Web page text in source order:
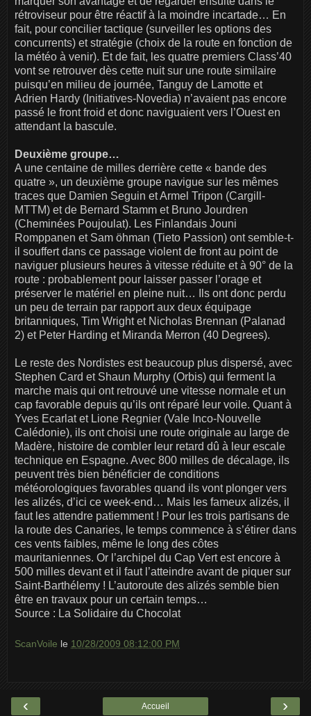
rétroviseur pour être réactif à la moindre incartade… En
fait, pour concilier tactique (surveiller les options des
concurrents) et stratégie (choix de la route en fonction de
la météo à venir). Et de fait, les quatre premiers Class’40
vont se retrouver dès cette nuit sur une route similaire
puisqu’en milieu de journée, Tanguy de Lamotte et
Adrien Hardy (Initiatives-Novedia) n’avaient pas encore
passé le front froid et donc naviguaient vers l’Ouest en
attendant la bascule.
Deuxième groupe…
A une centaine de milles derrière cette « bande des
quatre », un deuxième groupe navigue sur les mêmes
traces que Damien Seguin et Armel Tripon (Cargill-
MTTM) et de Bernard Stamm et Bruno Jourdren
(Cheminées Poujoulat). Les Finlandais Jouni
Romppanen et Sam öhman (Tieto Passion) ont semble-t-
il souffert dans ce passage violent de front au point de
naviguer plusieurs heures à vitesse réduite et à 90° de la
route : probablement pour laisser passer l’orage et
préserver le matériel en pleine nuit… Ils ont donc perdu
un peu de terrain par rapport aux deux équipage
britanniques, Tim Wright et Nicholas Brennan (Palanad
2) et Peter Harding et Miranda Merron (40 Degrees).
Le reste des Nordistes est beaucoup plus dispersé, avec
Stephen Card et Shaun Murphy (Orbis) qui ferment la
marche mais qui ont retrouvé une vitesse normale et un
cap favorable depuis qu’ils ont réparé leur voile. Quant à
Yves Ecarlat et Lione Regnier (Vale Inco-Nouvelle
Calédonie), ils ont choisi une route originale au large de
Madère, histoire de combler leur retard dû à leur escale
technique en Espagne. Avec 800 milles de décalage, ils
peuvent très bien bénéficier de conditions
météorologiques favorables quand ils vont plonger vers
les alizés, d’ici ce week-end… Mais les fameux alizés, il
faut les attendre patiemment ! Pour les trois partisans de
la route des Canaries, le temps commence à s’étirer dans
ces vents faibles, même le long des côtes
mauritaniennes. Or l’archipel du Cap Vert est encore à
500 milles devant et il faut l’atteindre avant de piquer sur
Saint-Barthélemy ! L’autoroute des alizés semble bien
être en travaux pour un certain temps…
Source : La Solidaire du Chocolat
ScanVoile le 10/28/2009 08:12:00 PM
‹ ›
Accueil